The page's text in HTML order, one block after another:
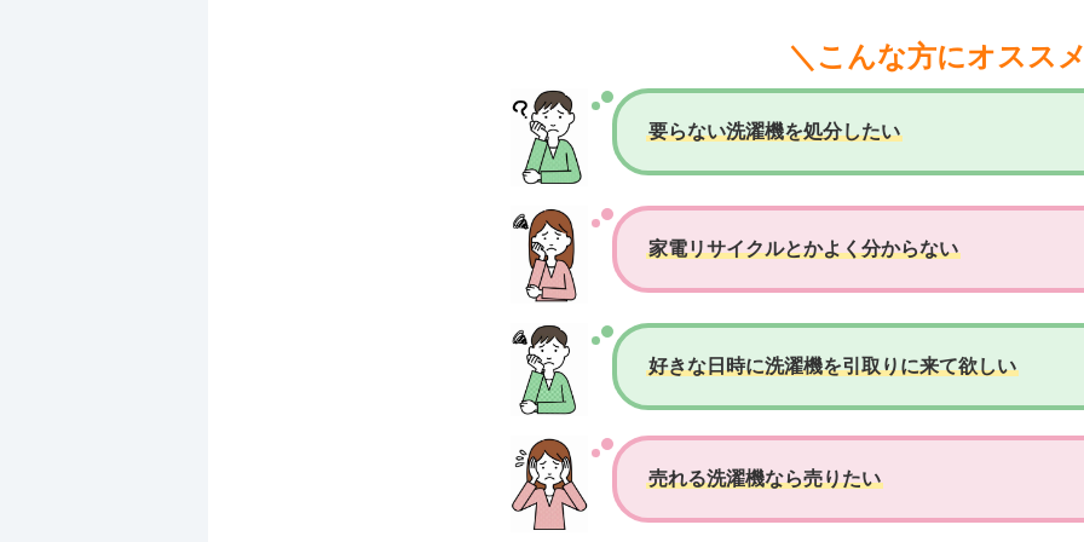
＼こんな方にオスス
要らない洗濯機を処分したい
家電リサイクルとかよく分からない
好きな日時に洗濯機を引取りに来て欲しい
売れる洗濯機なら売りたい